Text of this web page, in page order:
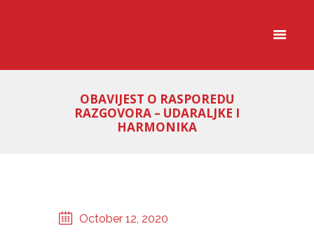
OBAVIJEST O RASPOREDU
RAZGOVORA – UDARALJKE I
HARMONIKA
October 12, 2020